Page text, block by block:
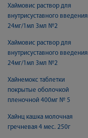
Хаймовис раствор для
внутрисуставного введения
24мг/1мл 3мл №2
Хаймовис раствор для
внутрисуставного введения
24мг/1мл 3мл №2
Хайнемокс таблетки
покрытые оболочкой
пленочной 400мг № 5
Хайнц кашка молочная
гречневая 4 мес. 250г